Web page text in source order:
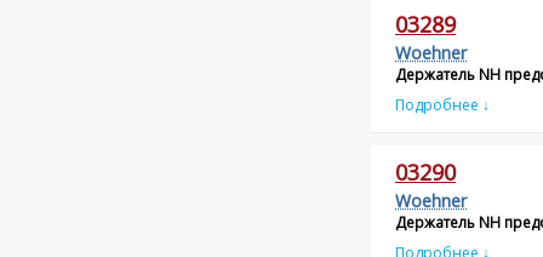
03289
Woehner
Держатель NH
Подробнее ↓
03290
Woehner
Держатель NH
Подробнее ↓